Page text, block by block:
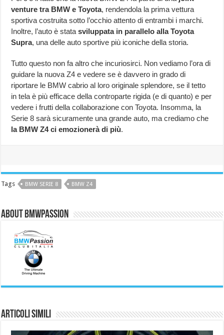
venture tra BMW e Toyota, rendendola la prima vettura
sportiva costruita sotto l’occhio attento di entrambi i marchi.
Inoltre, l’auto è statasviluppata in parallelo alla Toyota
Supra, una delle auto sportive più iconiche della storia.
Tutto questo non fa altro che incuriosirci. Non vediamo l’ora di
guidare la nuova Z4 e vedere se è davvero in grado di
riportare le BMW cabrio al loro originale splendore, se il tetto
in tela è più efficace della controparte rigida (e di quanto) e per
vedere i frutti della collaborazione con Toyota. Insomma, la
Serie 8 sarà sicuramente una grande auto, ma crediamo che
la BMW Z4 ci emozionerà di più.
Tags BMW SERIE 8 BMW Z4
About BMWPassion
Articoli simili